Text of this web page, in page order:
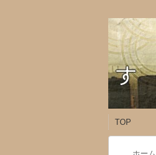
TOP